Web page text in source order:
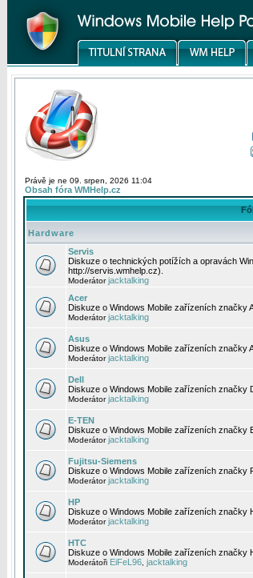
Právě je ne 09. srpen, 2026 11:04
Obsah fóra WMHelp.cz
Hardware
Servis
Diskuze o technických potížích a opravách
http://servis.wmhelp.cz).
Moderátorjacktalking
Acer
Diskuze o Windows Mobile zařízeních značky
Moderátorjacktalking
Asus
Diskuze o Windows Mobile zařízeních značky
Moderátorjacktalking
Dell
Diskuze o Windows Mobile zařízeních značky
Moderátorjacktalking
E-TEN
Diskuze o Windows Mobile zařízeních značky
Moderátorjacktalking
Fujitsu-Siemens
Diskuze o Windows Mobile zařízeních značky
Moderátorjacktalking
HP
Diskuze o Windows Mobile zařízeních značky
Moderátorjacktalking
HTC
Diskuze o Windows Mobile zařízeních značky
Moderátoři EiFeL96 jacktalking